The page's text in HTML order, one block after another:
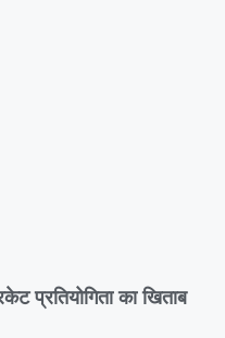
प्रतियोगिता का खिताब